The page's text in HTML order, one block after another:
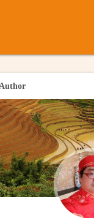
て
）
縦断
ー県とゴーコン市
ンロン・タンラッ
とチャムチム（完